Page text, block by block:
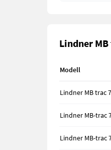
Lindner
Modell
Lindner MB trac
Lindner MB-trac
Lindner MB-trac